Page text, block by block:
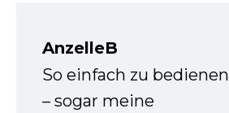
AnzelleB
So einfach zu bedienen
– sogar meine